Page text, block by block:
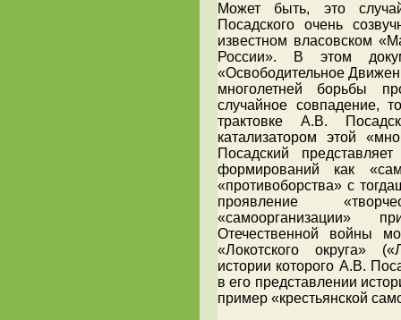
Может быть, это
Посадского очень
известном власовском
России». В этом
«Освободительное
многолетней борьбы
случайное совпадение,
трактовке А.В.
катализатором этой
Посадский
формирований как
«противоборства» с
проявление
«самоорганизации»
Отечественной войны
«Локотского округа»
истории которого А.В.
в его представлении
пример «крестьянской